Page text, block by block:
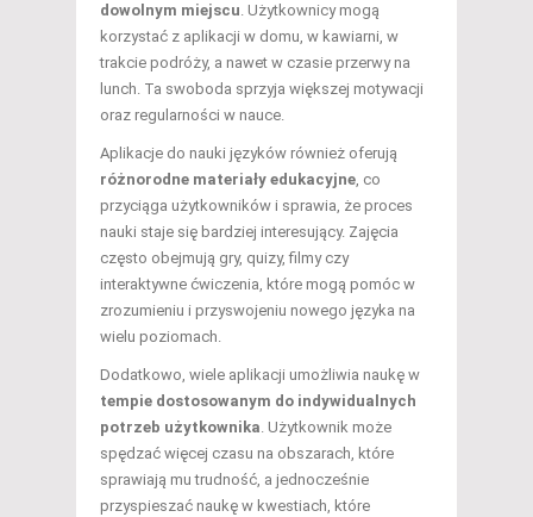
dowolnym miejscu. Użytkownicy mogą
korzystać z aplikacji w domu, w kawiarni, w
trakcie podróży, a nawet w czasie przerwy na
lunch. Ta swoboda sprzyja większej motywacji
oraz regularności w nauce.
Aplikacje do nauki języków również oferują
różnorodne materiały edukacyjne, co
przyciąga użytkowników i sprawia, że proces
nauki staje się bardziej interesujący. Zajęcia
często obejmują gry, quizy, filmy czy
interaktywne ćwiczenia, które mogą pomóc w
zrozumieniu i przyswojeniu nowego języka na
wielu poziomach.
Dodatkowo, wiele aplikacji umożliwia naukę w
tempie dostosowanym do indywidualnych
potrzeb użytkownika. Użytkownik może
spędzać więcej czasu na obszarach, które
sprawiają mu trudność, a jednocześnie
przyspieszać naukę w kwestiach, które